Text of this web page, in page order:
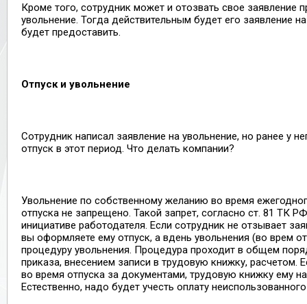
Кроме того, сотрудник может и отозвать свое заявление
увольнение. Тогда действительным будет его заявление
будет предоставить.
Отпуск и увольнение
Сотрудник написал заявление на увольнение, но ранее у
отпуск в этот период. Что делать компании?
Увольнение по собственному желанию во время
отпуска не запрещено. Такой запрет, согласно ст. 81 ТК
инициативе работодателя. Если сотрудник не отзывает
вы оформляете ему отпуск, а вдень увольнения (во врем
процедуру увольнения. Процедура проходит в общем
приказа, внесением записи в трудовую книжку, расчетом.
во время отпуска за документами, трудовую книжку ему
Естественно, надо будет учесть оплату